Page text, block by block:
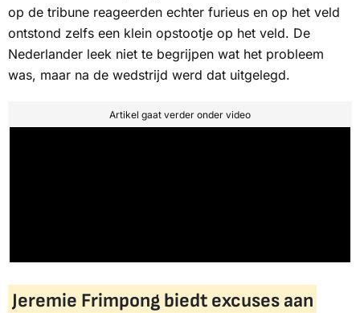
op de tribune reageerden echter furieus en op het veld
ontstond zelfs een klein opstootje op het veld. De
Nederlander leek niet te begrijpen wat het probleem
was, maar na de wedstrijd werd dat uitgelegd.
Artikel gaat verder onder video
Jeremie Frimpong biedt excuses aan